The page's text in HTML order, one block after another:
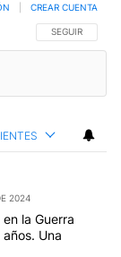
SIGA ESTA
SEGUIR
CREAR CUENTA
2024
la Guerra
Una